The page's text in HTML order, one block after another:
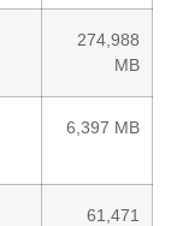
274,988
MB
6,397 MB
61,471